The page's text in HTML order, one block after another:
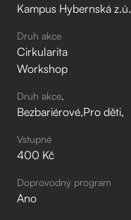
Kampus Hybernská z.ú.
Druh akce
Cirkularita
Workshop
Druh akce
Bezbariérové Pro děti
Vstupné
400 Kč
Doprovodný program
Ano